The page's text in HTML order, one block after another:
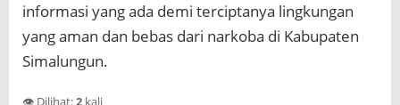
informasi yang ada demi terciptanya lingkungan
yang aman dan bebas dari narkoba di Kabupaten
Simalungun.
👁️ Dilihat:2 kali